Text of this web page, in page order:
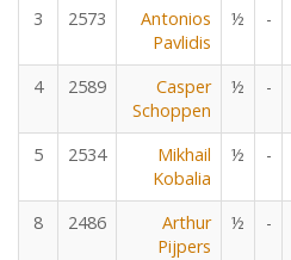
3 2573
Antonios
Pavlidis
½ -
4 2589
Casper
Schoppen
½ -
5 2534
Mikhail
Kobalia
½ -
8 2486
Arthur
Pijpers
½ -